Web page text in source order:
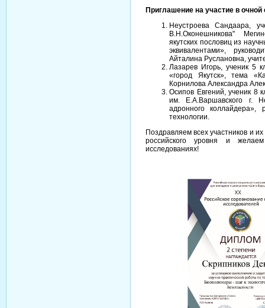
Приглашение на участие в
Неустроева Сандаара,
В.Н.Оконешникова"
якутских пословиц из
эквивалентами»,
Айталина Руслановна,
Лазарев Игорь, ученик
«город Якутск», тема
Корнилова Александра
Осипов Евгений, ученик 8
им. Е.А.Варшавского г.
адронного коллайдера»,
технологии.
Поздравляем всех участников и
российского уровня и
исследованиях!